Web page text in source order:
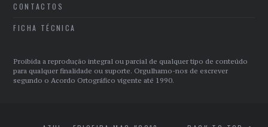
CONTACTOS
FICHA TÉCNICA
Proibida a reprodução integral ou parcial de qualquer tipo de conteúdo
para qualquer finalidade ou suporte. Orgulhamo-nos de escrever
segundo o Acordo Ortográfico vigente até 1990.